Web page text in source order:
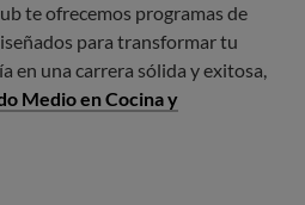
te ofrecemos programas de
para transformar tu
en una carrera sólida y exitosa,
Medio en Cocina y